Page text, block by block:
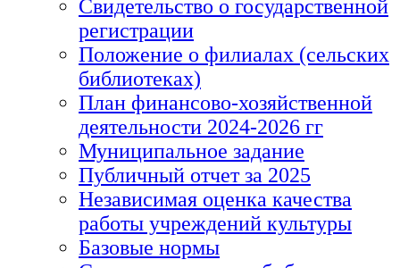
Свидетельство о государственной
регистрации
Положение о филиалах (сельских
библиотеках)
План финансово-хозяйственной
деятельности 2024-2026 гг
Муниципальное задание
Публичный отчет за 2025
Независимая оценка качества
работы учреждений культуры
Базовые нормы